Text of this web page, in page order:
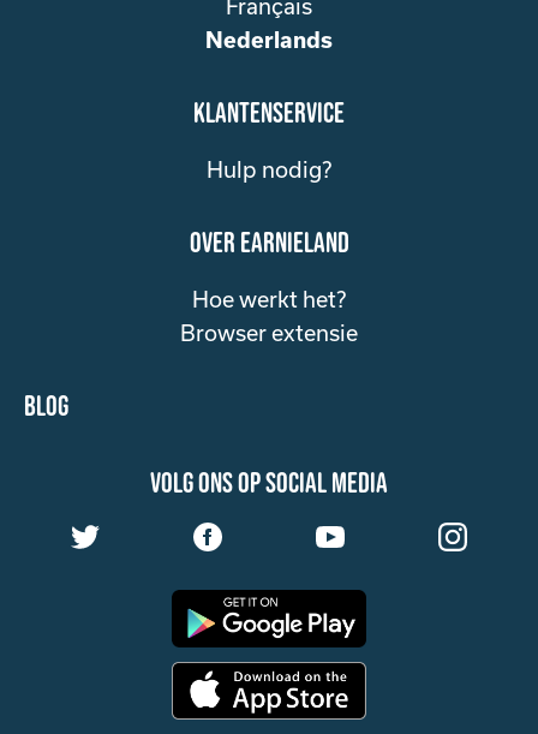
Français
Nederlands
klantenservice
Hulp nodig?
over Earnieland
Hoe werkt het?
Browser extensie
Blog
volg ons op social media